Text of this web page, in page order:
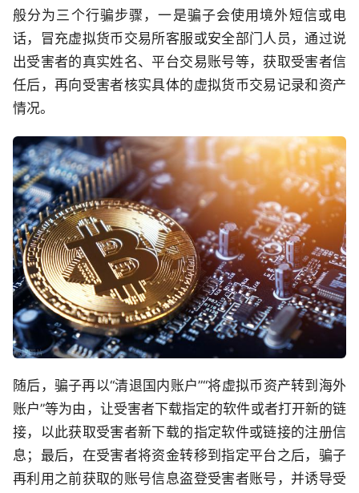
般分为三个行骗步骤，一是骗子会使用境外短信或电
话，冒充虚拟货币交易所客服或安全部门人员，通过说
出受害者的真实姓名、平台交易账号等，获取受害者信
任后，再向受害者核实具体的虚拟货币交易记录和资产
情况。
随后，骗子再以“清退国内账户”“将虚拟币资产转到海外
账户”等为由，让受害者下载指定的软件或者打开新的链
接，以此获取受害者新下载的指定软件或链接的注册信
息；最后，在受害者将资金转移到指定平台之后，骗子
再利用之前获取的账号信息盗登受害者账号，并诱导受